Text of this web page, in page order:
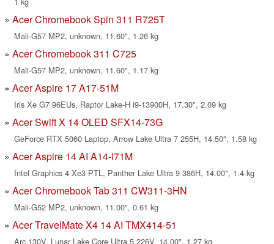
Acer Chromebook Spin 311 R725T
Mali-G57 MP2, unknown, 11.60", 1.26 kg
Acer Chromebook 311 C725
Mali-G57 MP2, unknown, 11.60", 1.17 kg
Acer Aspire 17 A17-51M
Iris Xe G7 96EUs, Raptor Lake-H i9-13900H, 17.30", 2.09 kg
Acer Swift X 14 OLED SFX14-73G
GeForce RTX 5060 Laptop, Arrow Lake Ultra 7 255H, 14.50", 1.58 kg
Acer Aspire 14 AI A14-I71M
Intel Graphics 4 Xe3 PTL, Panther Lake Ultra 9 386H, 14.00", 1.4 kg
Acer Chromebook Tab 311 CW311-3HN
Mali-G52 MP2, unknown, 11.00", 0.61 kg
Acer TravelMate X4 14 AI TMX414-51
Arc 130V, Lunar Lake Core Ultra 5 226V, 14.00", 1.27 kg